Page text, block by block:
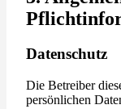
Datenschutz
Die Betreiber
persönlichen